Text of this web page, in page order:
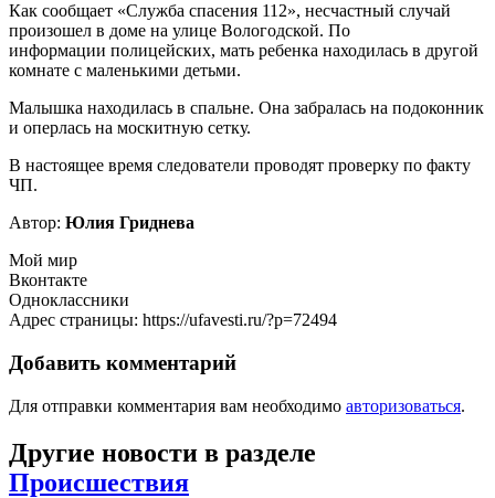
Как сообщает «Служба спасения 112», несчастный случай
произошел в доме на улице Вологодской. По
информации полицейских, мать ребенка находилась в другой
комнате с маленькими детьми.
Малышка находилась в спальне. Она забралась на подоконник
и оперлась на москитную сетку.
В настоящее время следователи проводят проверку по факту
ЧП.
Автор: Юлия Гриднева
Мой мир
Вконтакте
Одноклассники
Адрес страницы: https://ufavesti.ru/?p=72494
Добавить комментарий
Для отправки комментария вам необходимо авторизоваться.
Другие новости в разделе
Происшествия